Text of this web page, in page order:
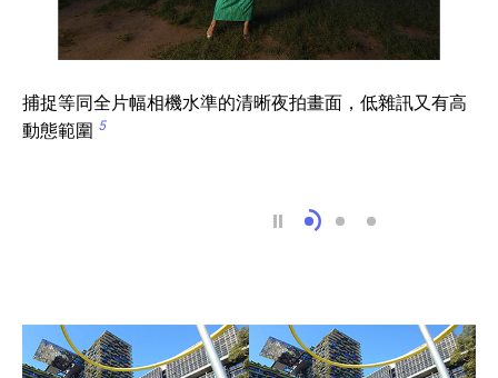
捕捉等同全片幅相機水
為了捕捉更多光線
多張連續畫面
捕捉等同全片幅相機水準的清晰夜拍畫面，低雜訊又有高
動態範圍 5